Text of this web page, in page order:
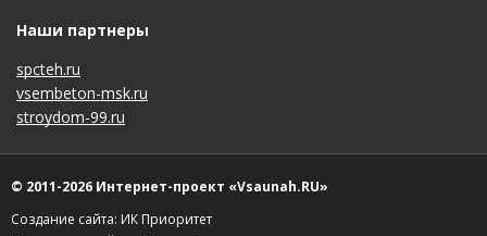
Наши партнеры
spcteh.ru
vsembeton-msk.ru
stroydom-99.ru
© 2011-2026 Интернет-проект «Vsaunah.RU»
Создание сайта: ИК Приоритет